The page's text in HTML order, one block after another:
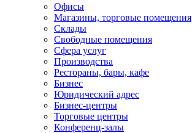
Офисы
Магазины, торговые помещения
Склады
Свободные помещения
Сфера услуг
Производства
Рестораны, бары, кафе
Бизнес
Юридический адрес
Бизнес-центры
Торговые центры
Конференц-залы